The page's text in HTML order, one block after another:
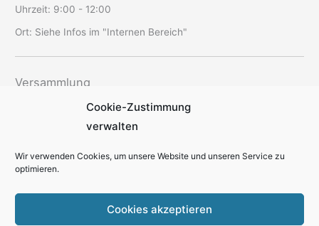
Cookie-Zustimmung
verwalten
Wir verwenden Cookies, um unsere Website und unseren Service zu
optimieren.
Cookies akzeptieren
Uhrzeit: 9:00 - 12:00
Ort: Siehe Infos im "Internen Bereich"
Versammlung
12. August 2026
19:30 - 22:00
Ort:SAV-Vereinsheim Schriesheim